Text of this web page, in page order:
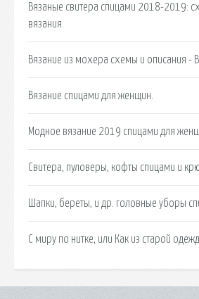
Вязаные свитера спицами 2018-2019:
вязания.
Вязание из мохера схемы и описания -
Вязание спицами для женщин.
Модное вязание 2019 спицами для
Свитера, пуловеры, кофты спицами и
Шапки, береты, и др. головные уборы
С миру по нитке, или Как из старой